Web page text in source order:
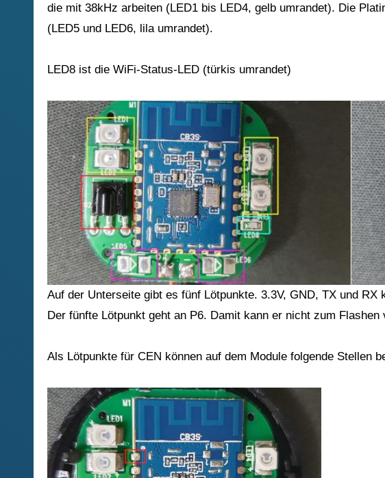
die mit 38kHz arbeiten (LED1 bis LED4, gelb umrandet). Die
(LED5 und LED6, lila umrandet).
LED8 ist die WiFi-Status-LED (türkis umrandet)
Auf der Unterseite gibt es fünf Lötpunkte. 3.3V, GND, TX und RX
Der fünfte Lötpunkt geht an P6. Damit kann er nicht zum Flashen
Als Lötpunkte für CEN können auf dem Module folgende Stellen